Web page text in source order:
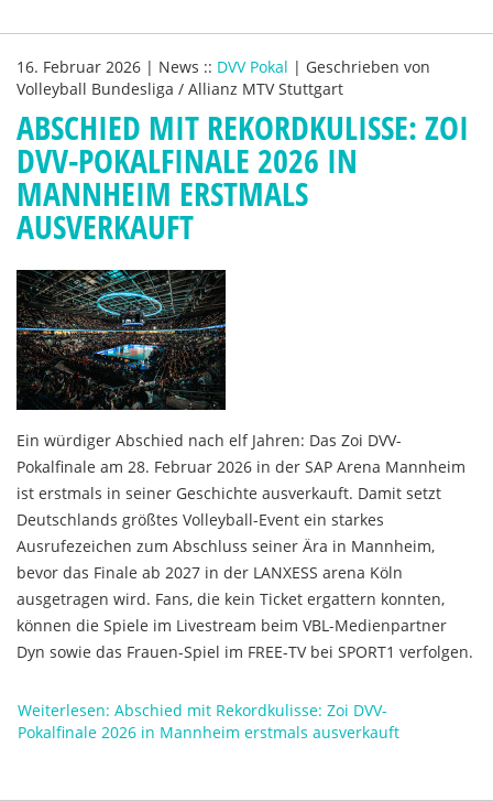
16. Februar 2026 | News :: DVV Pokal | Geschrieben von
Volleyball Bundesliga / Allianz MTV Stuttgart
ABSCHIED MIT REKORDKULISSE: ZOI
DVV-POKALFINALE 2026 IN
MANNHEIM ERSTMALS
AUSVERKAUFT
Ein würdiger Abschied nach elf Jahren: Das Zoi DVV-
Pokalfinale am 28. Februar 2026 in der SAP Arena Mannheim
ist erstmals in seiner Geschichte ausverkauft. Damit setzt
Deutschlands größtes Volleyball-Event ein starkes
Ausrufezeichen zum Abschluss seiner Ära in Mannheim,
bevor das Finale ab 2027 in der LANXESS arena Köln
ausgetragen wird. Fans, die kein Ticket ergattern konnten,
können die Spiele im Livestream beim VBL-Medienpartner
Dyn sowie das Frauen-Spiel im FREE-TV bei SPORT1 verfolgen.
Weiterlesen: Abschied mit Rekordkulisse: Zoi DVV-
Pokalfinale 2026 in Mannheim erstmals ausverkauft